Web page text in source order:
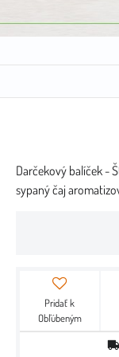
Darčekový balíček -
sypaný čaj
Pridať k
Obľúbeným